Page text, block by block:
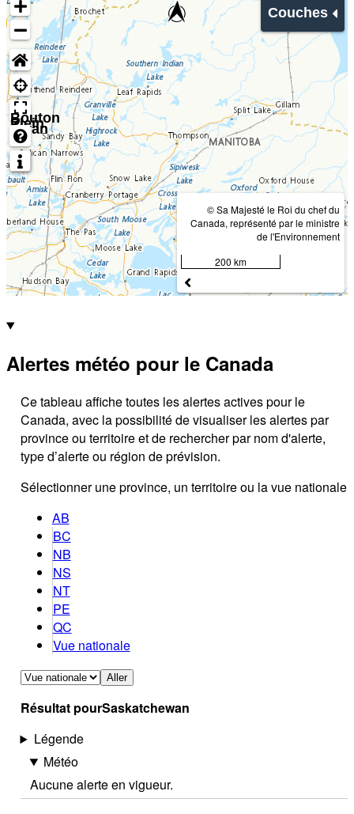
Couches
Bouton
Plein
écran
© Sa Majesté le Roi du chef du
Canada, représenté par le ministre
de l'Environnement
200 km
Alertes météo pour le Canada
Ce tableau affiche toutes les alertes actives pour le
Canada, avec la possibilité de visualiser les alertes par
province ou territoire et de rechercher par nom d'alerte,
type d’alerte ou région de prévision.
Sélectionner une province, un territoire ou la vue nationale
AB
BC
NB
NS
NT
PE
QC
Vue nationale
Aller
Résultat pourSaskatchewan
Légende
Météo
Aucune alerte en vigueur.